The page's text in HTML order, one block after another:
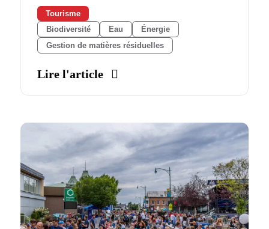
Tourisme
Biodiversité
Eau
Énergie
Gestion de matières résiduelles
Lire l'article